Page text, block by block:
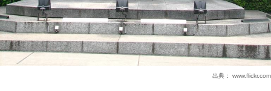
出典： www.flickr.com